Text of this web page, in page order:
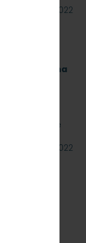
15 lipca 2022
na
sanitarnej
z o.o.
opracowanie
15 lipca 2022
sieci